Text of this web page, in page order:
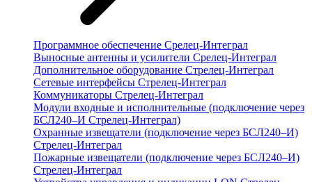
Программное обеспечение Срелец-Интеграл
Выносные антенны и усилители Срелец-Интеграл
Дополнительное оборудование Стрелец-Интеграл
Сетевые интерфейсы Стрелец-Интеграл
Коммуникаторы Стрелец-Интеграл
Модули входные и исполнительные (подключение через
БСЛ240–И Стрелец-Интеграл)
Охранные извещатели (подключение через БСЛ240–И)
Стрелец-Интеграл
Пожарные извещатели (подключение через БСЛ240–И)
Стрелец-Интеграл